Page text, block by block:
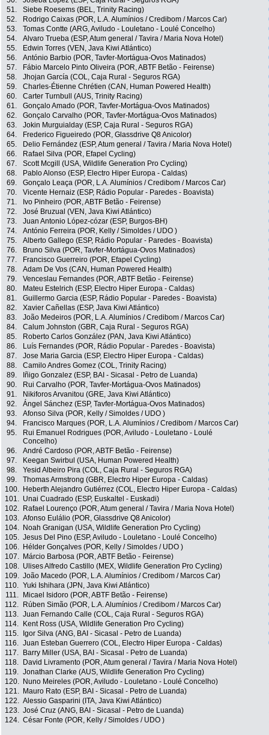
51.
Siebe Roesems (BEL, Trinity Racing)
52.
Rodrigo Caixas (POR, L.A. Alumínios / Credibom / Marcos Car)
53.
Tomas Contte (ARG, Aviludo - Louletano - Loulé Concelho)
54.
Alvaro Trueba (ESP, Atum general / Tavira / Maria Nova Hotel)
55.
Edwin Torres (VEN, Java Kiwi Atlántico)
56.
António Barbio (POR, Tavfer-Mortágua-Ovos Matinados)
57.
Fábio Marcelo Pinto Oliveira (POR, ABTF Betão - Feirense)
58.
Jhojan García (COL, Caja Rural - Seguros RGA)
59.
Charles-Étienne Chrétien (CAN, Human Powered Health)
60.
Carter Turnbull (AUS, Trinity Racing)
61.
Gonçalo Amado (POR, Tavfer-Mortágua-Ovos Matinados)
62.
Gonçalo Carvalho (POR, Tavfer-Mortágua-Ovos Matinados)
63.
Jokin Murguialday (ESP, Caja Rural - Seguros RGA)
64.
Frederico Figueiredo (POR, Glassdrive Q8 Anicolor)
65.
Delio Fernández (ESP, Atum general / Tavira / Maria Nova Hotel)
66.
Rafael Silva (POR, Efapel Cycling)
67.
Scott Mcgill (USA, Wildlife Generation Pro Cycling)
68.
Pablo Alonso (ESP, Electro Hiper Europa - Caldas)
69.
Gonçalo Leaça (POR, L.A. Alumínios / Credibom / Marcos Car)
70.
Vicente Hernaiz (ESP, Rádio Popular - Paredes - Boavista)
71.
Ivo Pinheiro (POR, ABTF Betão - Feirense)
72.
José Bruzual (VEN, Java Kiwi Atlántico)
73.
Juan Antonio López-cózar (ESP, Burgos-BH)
74.
António Ferreira (POR, Kelly / Simoldes / UDO )
75.
Alberto Gallego (ESP, Rádio Popular - Paredes - Boavista)
76.
Bruno Silva (POR, Tavfer-Mortágua-Ovos Matinados)
77.
Francisco Guerreiro (POR, Efapel Cycling)
78.
Adam De Vos (CAN, Human Powered Health)
79.
Venceslau Fernandes (POR, ABTF Betão - Feirense)
80.
Mateu Estelrich (ESP, Electro Hiper Europa - Caldas)
81.
Guillermo Garcia (ESP, Rádio Popular - Paredes - Boavista)
82.
Xavier Cañellas (ESP, Java Kiwi Atlántico)
83.
João Medeiros (POR, L.A. Alumínios / Credibom / Marcos Car)
84.
Calum Johnston (GBR, Caja Rural - Seguros RGA)
85.
Roberto Carlos González (PAN, Java Kiwi Atlántico)
86.
Luís Fernandes (POR, Rádio Popular - Paredes - Boavista)
87.
Jose Maria Garcia (ESP, Electro Hiper Europa - Caldas)
88.
Camilo Andres Gomez (COL, Trinity Racing)
89.
Iñigo Gonzalez (ESP, BAI - Sicasal - Petro de Luanda)
90.
Rui Carvalho (POR, Tavfer-Mortágua-Ovos Matinados)
91.
Nikiforos Arvanitou (GRE, Java Kiwi Atlántico)
92.
Ángel Sánchez (ESP, Tavfer-Mortágua-Ovos Matinados)
93.
Afonso Silva (POR, Kelly / Simoldes / UDO )
94.
Francisco Marques (POR, L.A. Alumínios / Credibom / Marcos Car)
95.
Rui Emanuel Rodrigues (POR, Aviludo - Louletano - Loulé
Concelho)
96. André Cardoso (POR, ABTF Betão - Feirense)
97.
Keegan Swirbul (USA, Human Powered Health)
98.
Yesid Albeiro Pira (COL, Caja Rural - Seguros RGA)
99.
Thomas Armstrong (GBR, Electro Hiper Europa - Caldas)
100.
Heberth Alejandro Gutiérrez (COL, Electro Hiper Europa - Caldas)
101. Unai Cuadrado (ESP, Euskaltel - Euskadi)
102.
Rafael Lourenço (POR, Atum general / Tavira / Maria Nova Hotel)
103. Afonso Eulálio (POR, Glassdrive Q8 Anicolor)
104.
Noah Granigan (USA, Wildlife Generation Pro Cycling)
105. Jesus Del Pino (ESP, Aviludo - Louletano - Loulé Concelho)
106.
Hélder Gonçalves (POR, Kelly / Simoldes / UDO )
107.
Márcio Barbosa (POR, ABTF Betão - Feirense)
108. Ulises Alfredo Castillo (MEX, Wildlife Generation Pro Cycling)
109. João Macedo (POR, L.A. Alumínios / Credibom / Marcos Car)
110. Yuki Ishihara (JPN, Java Kiwi Atlántico)
111.
Micael Isidoro (POR, ABTF Betão - Feirense)
112.
Rúben Simão (POR, L.A. Alumínios / Credibom / Marcos Car)
113. Juan Fernando Calle (COL, Caja Rural - Seguros RGA)
114.
Kent Ross (USA, Wildlife Generation Pro Cycling)
115.
Igor Silva (ANG, BAI - Sicasal - Petro de Luanda)
116. Juan Esteban Guerrero (COL, Electro Hiper Europa - Caldas)
117.
Barry Miller (USA, BAI - Sicasal - Petro de Luanda)
118.
David Livramento (POR, Atum general / Tavira / Maria Nova Hotel)
119. Jonathan Clarke (AUS, Wildlife Generation Pro Cycling)
120.
Nuno Meireles (POR, Aviludo - Louletano - Loulé Concelho)
121.
Mauro Rato (ESP, BAI - Sicasal - Petro de Luanda)
122. Alessio Gasparini (ITA, Java Kiwi Atlántico)
123. José Cruz (ANG, BAI - Sicasal - Petro de Luanda)
124. César Fonte (POR, Kelly / Simoldes / UDO )